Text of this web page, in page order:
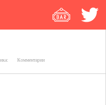
Комментарии